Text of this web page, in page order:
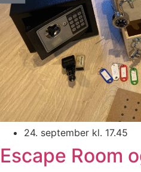
24. september kl. 17.45
Escape Room